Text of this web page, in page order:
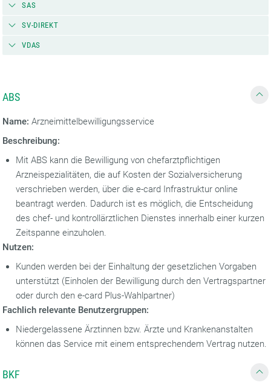
SAS
SV-DIREKT
VDAS
ABS
Name: Arzneimittelbewilligungsservice
Beschreibung:
Mit ABS kann die Bewilligung von chefarztpflichtigen
Arzneispezialitäten, die auf Kosten der Sozialversicherung
verschrieben werden, über die e-card Infrastruktur online
beantragt werden. Dadurch ist es möglich, die Entscheidung
des chef- und kontrollärztlichen Dienstes innerhalb einer kurzen
Zeitspanne einzuholen.
Nutzen:
Kunden werden bei der Einhaltung der gesetzlichen Vorgaben
unterstützt (Einholen der Bewilligung durch den Vertragspartner
oder durch den e-card Plus-Wahlpartner)
Fachlich relevante Benutzergruppen:
Niedergelassene Ärztinnen bzw. Ärzte und Krankenanstalten
können das Service mit einem entsprechendem Vertrag nutzen.
BKF